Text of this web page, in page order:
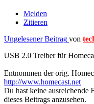
Melden
Zitieren
Ungelesener Beitrag von
USB 2.0 Treiber für
Entnommen der orig.
http://www.homecast.net
Du hast keine ausreichende
dieses Beitrags anzusehen.